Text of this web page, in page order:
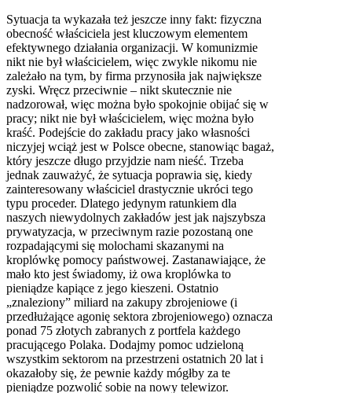
Sytuacja ta wykazała też jeszcze inny fakt: fizyczna
obecność właściciela jest kluczowym elementem
efektywnego działania organizacji. W komunizmie
nikt nie był właścicielem, więc zwykle nikomu nie
zależało na tym, by firma przynosiła jak największe
zyski. Wręcz przeciwnie – nikt skutecznie nie
nadzorował, więc można było spokojnie obijać się w
pracy; nikt nie był właścicielem, więc można było
kraść. Podejście do zakładu pracy jako własności
niczyjej wciąż jest w Polsce obecne, stanowiąc bagaż,
który jeszcze długo przyjdzie nam nieść. Trzeba
jednak zauważyć, że sytuacja poprawia się, kiedy
zainteresowany właściciel drastycznie ukróci tego
typu proceder. Dlatego jedynym ratunkiem dla
naszych niewydolnych zakładów jest jak najszybsza
prywatyzacja, w przeciwnym razie pozostaną one
rozpadającymi się molochami skazanymi na
kroplówkę pomocy państwowej. Zastanawiające, że
mało kto jest świadomy, iż owa kroplówka to
pieniądze kapiące z jego kieszeni. Ostatnio
„znaleziony” miliard na zakupy zbrojeniowe (i
przedłużające agonię sektora zbrojeniowego) oznacza
ponad 75 złotych zabranych z portfela każdego
pracującego Polaka. Dodajmy pomoc udzieloną
wszystkim sektorom na przestrzeni ostatnich 20 lat i
okazałoby się, że pewnie każdy mógłby za te
pieniądze pozwolić sobie na nowy telewizor.